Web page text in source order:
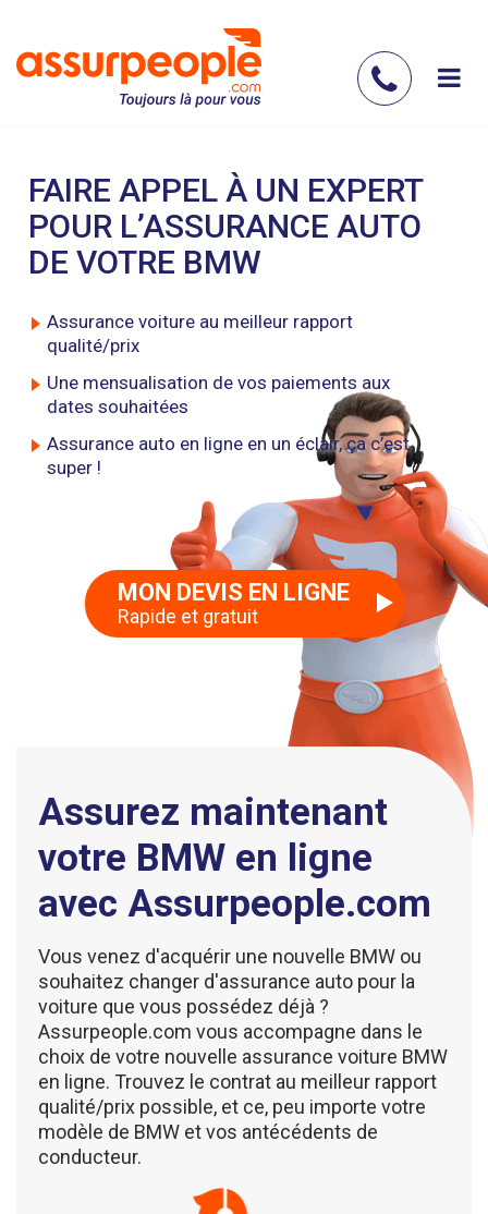
contenu
nous
FAIRE APPEL À UN EXPERT
POUR L’ASSURANCE AUTO
DE VOTRE BMW
Assurance voiture au meilleur rapport
qualité/prix
Une mensualisation de vos paiements aux
dates souhaitées
Assurance auto en ligne en un éclair, ça c’est
super !
MON DEVIS EN LIGNE
Rapide et gratuit
Assurez maintenant
votre BMW en ligne
avec Assurpeople.com
Vous venez d'acquérir une nouvelle BMW ou
souhaitez changer d'assurance auto pour la
voiture que vous possédez déjà ?
Assurpeople.com vous accompagne dans le
choix de votre nouvelle assurance voiture BMW
en ligne. Trouvez le contrat au meilleur rapport
qualité/prix possible, et ce, peu importe votre
modèle de BMW et vos antécédents de
conducteur.